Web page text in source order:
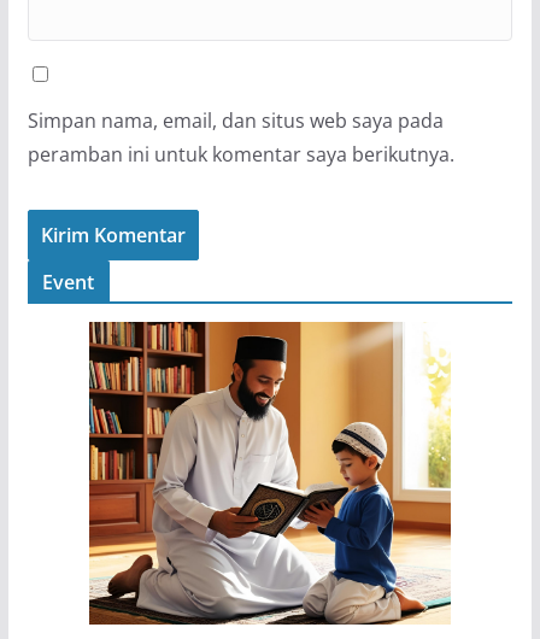
Simpan nama, email, dan situs web saya pada
peramban ini untuk komentar saya berikutnya.
Event